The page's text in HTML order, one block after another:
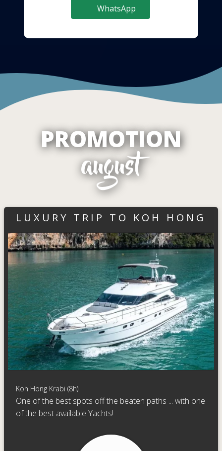
WhatsApp
PROMOTION
august
LUXURY TRIP TO KOH HONG
Koh Hong Krabi (8h)
One of the best spots off the beaten paths ... with one
of the best available Yachts!